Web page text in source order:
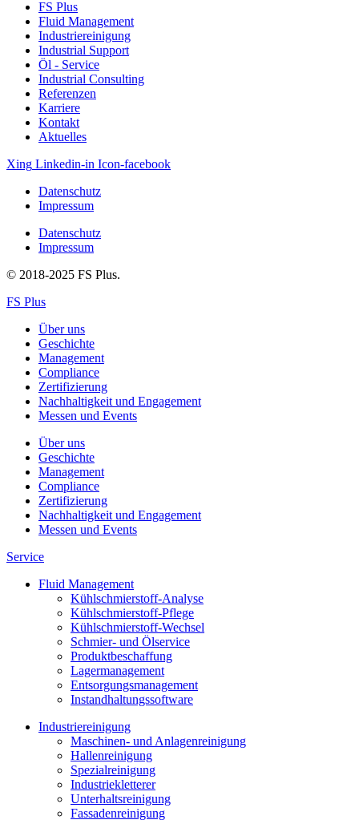
FS Plus
Fluid Management
Industriereinigung
Industrial Support
Öl ‐ Service
Industrial Consulting
Referenzen
Karriere
Kontakt
Aktuelles
Xing Linkedin-in Icon-facebook
Datenschutz
Impressum
Datenschutz
Impressum
© 2018-2025 FS Plus.
FS Plus
Über uns
Geschichte
Management
Compliance
Zertifizierung
Nachhaltigkeit und Engagement
Messen und Events
Über uns
Geschichte
Management
Compliance
Zertifizierung
Nachhaltigkeit und Engagement
Messen und Events
Service
Fluid Management
Kühlschmierstoff-Analyse
Kühlschmierstoff-Pflege
Kühlschmierstoff-Wechsel
Schmier- und Ölservice
Produktbeschaffung
Lagermanagement
Entsorgungs­management
Instandhaltungs­software
Industriereinigung
Maschinen- und Anlagenreinigung
Hallenreinigung
Spezialreinigung
Industriekletterer
Unterhaltsreinigung
Fassadenreinigung